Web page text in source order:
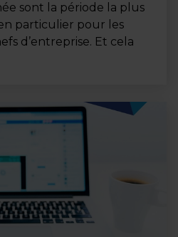
sont la période la plus
particulier pour les
d’entreprise. Et cela